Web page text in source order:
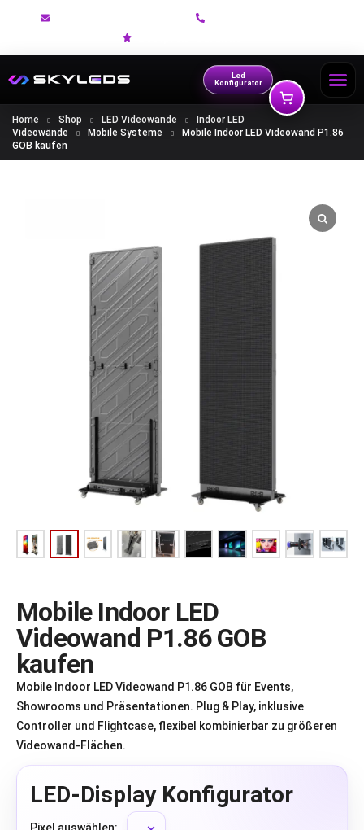
Led
Konfigurator
Home Shop LED Videowände
Indoor LED
Videowände
Mobile Systeme
Mobile Indoor LED Videowand P1.86
GOB kaufen
Mobile Indoor LED
Videowand P1.86 GOB
kaufen
Mobile Indoor LED Videowand P1.86 GOB für Events,
Showrooms und Präsentationen. Plug & Play, inklusive
Controller und Flightcase, flexibel kombinierbar zu größeren
Videowand-Flächen.
LED-Display Konfigurator